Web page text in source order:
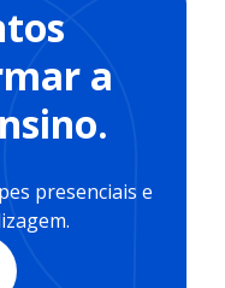
a
presenciais e